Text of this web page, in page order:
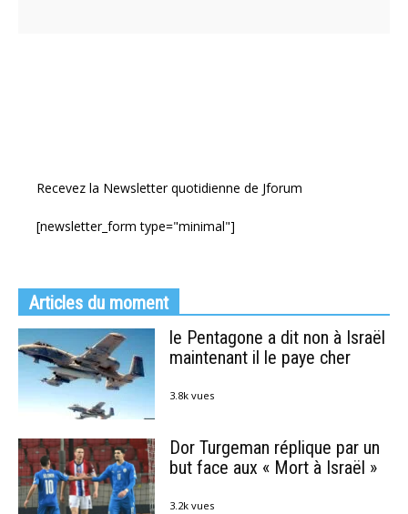
Recevez la Newsletter quotidienne de Jforum
[newsletter_form type="minimal"]
Articles du moment
le Pentagone a dit non à Israël
maintenant il le paye cher
3.8k vues
Dor Turgeman réplique par un
but face aux « Mort à Israël »
3.2k vues